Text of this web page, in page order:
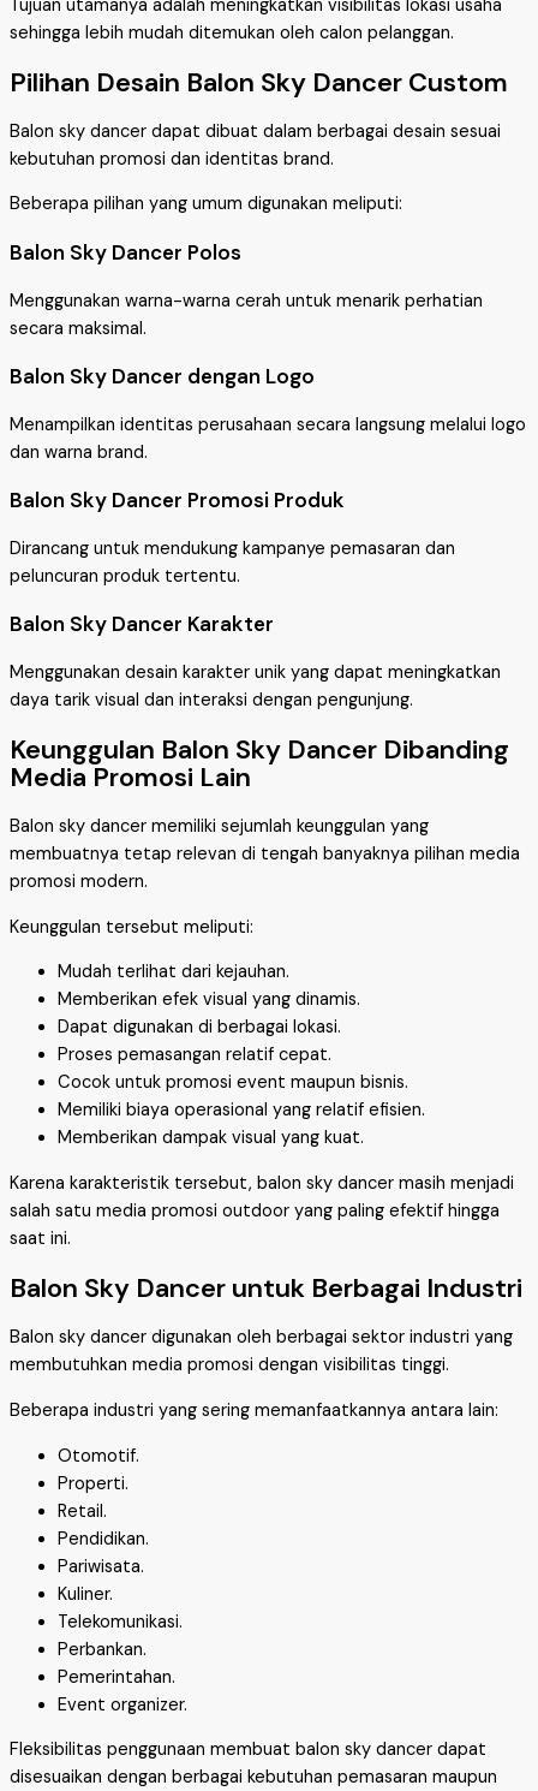
Tujuan utamanya adalah meningkatkan visibilitas lokasi usaha
sehingga lebih mudah ditemukan oleh calon pelanggan.
Pilihan Desain Balon Sky Dancer Custom
Balon sky dancer dapat dibuat dalam berbagai desain sesuai
kebutuhan promosi dan identitas brand.
Beberapa pilihan yang umum digunakan meliputi:
Balon Sky Dancer Polos
Menggunakan warna-warna cerah untuk menarik perhatian
secara maksimal.
Balon Sky Dancer dengan Logo
Menampilkan identitas perusahaan secara langsung melalui logo
dan warna brand.
Balon Sky Dancer Promosi Produk
Dirancang untuk mendukung kampanye pemasaran dan
peluncuran produk tertentu.
Balon Sky Dancer Karakter
Menggunakan desain karakter unik yang dapat meningkatkan
daya tarik visual dan interaksi dengan pengunjung.
Keunggulan Balon Sky Dancer Dibanding
Media Promosi Lain
Balon sky dancer memiliki sejumlah keunggulan yang
membuatnya tetap relevan di tengah banyaknya pilihan media
promosi modern.
Keunggulan tersebut meliputi:
Mudah terlihat dari kejauhan.
Memberikan efek visual yang dinamis.
Dapat digunakan di berbagai lokasi.
Proses pemasangan relatif cepat.
Cocok untuk promosi event maupun bisnis.
Memiliki biaya operasional yang relatif efisien.
Memberikan dampak visual yang kuat.
Karena karakteristik tersebut, balon sky dancer masih menjadi
salah satu media promosi outdoor yang paling efektif hingga
saat ini.
Balon Sky Dancer untuk Berbagai Industri
Balon sky dancer digunakan oleh berbagai sektor industri yang
membutuhkan media promosi dengan visibilitas tinggi.
Beberapa industri yang sering memanfaatkannya antara lain:
Otomotif.
Properti.
Retail.
Pendidikan.
Pariwisata.
Kuliner.
Telekomunikasi.
Perbankan.
Pemerintahan.
Event organizer.
Fleksibilitas penggunaan membuat balon sky dancer dapat
disesuaikan dengan berbagai kebutuhan pemasaran maupun